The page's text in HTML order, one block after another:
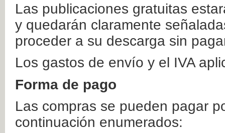
Las publicaciones gratuitas
y quedarán claramente
proceder a su descarga sin
Los gastos de envío y el IVA
Forma de pago
Las compras se pueden pagar
continuación enumerados: